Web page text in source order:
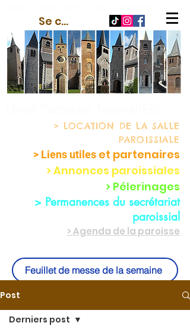
Se connecter
> LOCATION DE LA SALLE
PAROISSIALE
> Liens utiles et partenaires
> Annonces paroissiales
> Pélerinages
> Permanences du secrétariat
paroissial
> Agenda de la paroisse
Feuillet de messe de la semaine
Post
Derniers post